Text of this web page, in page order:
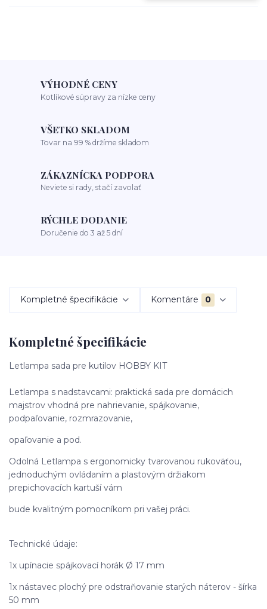
VÝHODNÉ CENY
Kotlíkové súpravy za nízke ceny
VŠETKO SKLADOM
Tovar na 99 % držíme skladom
ZÁKAZNÍCKA PODPORA
Neviete si rady, stačí zavolať
RÝCHLE DODANIE
Doručenie do 3 až 5 dní
Kompletné špecifikácie Komentáre 0
Kompletné špecifikácie
Letlampa sada pre kutilov HOBBY KIT
Letlampa s nadstavcami: praktická sada pre domácich
majstrov vhodná pre nahrievanie, spájkovanie,
podpaľovanie, rozmrazovanie,
opaľovanie a pod.
Odolná Letlampa s ergonomicky tvarovanou rukoväťou,
jednoduchým ovládaním a plastovým držiakom
prepichovacích kartuší vám
bude kvalitným pomocníkom pri vašej práci.
Technické údaje:
1x upínacie spájkovací horák Ø 17 mm
1x nástavec plochý pre odstraňovanie starých náterov - šírka
50 mm